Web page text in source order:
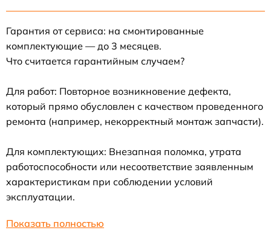
Гарантия от сервиса: на смонтированные
комплектующие — до 3 месяцев.
Что считается гарантийным случаем?
Для работ: Повторное возникновение дефекта,
который прямо обусловлен с качеством проведенного
ремонта (например, некорректный монтаж запчасти).
Для комплектующих: Внезапная поломка, утрата
работоспособности или несоответствие заявленным
характеристикам при соблюдении условий
эксплуатации.
Показать полностью